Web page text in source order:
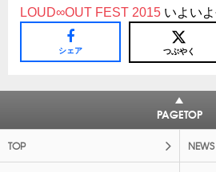
LOUD∞OUT FEST 2015 いよい
シェア つぶやく
PAGETOP
TOP NEWS